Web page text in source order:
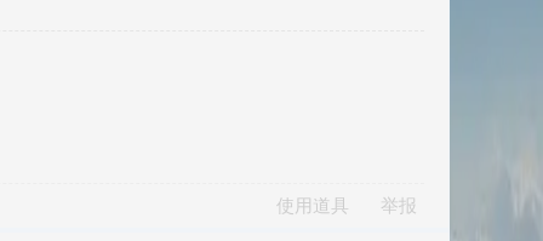
使用道具 举报